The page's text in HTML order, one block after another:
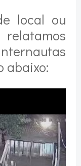
local ou
abaixo: